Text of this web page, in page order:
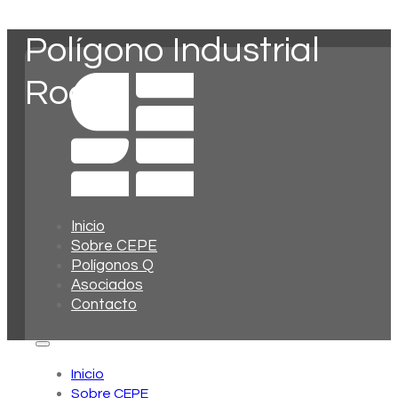
Inicio
Sobre CEPE
Polígonos Q
Asociados
Contacto
Inicio
Sobre CEPE
Polígono Industrial
Roca